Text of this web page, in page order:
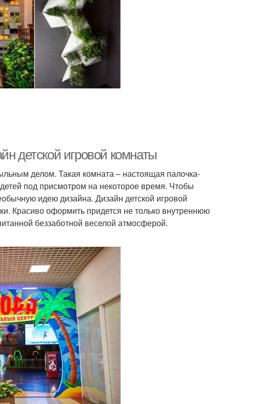
детской игровой комнаты
делом. Такая комната – настоящая палочка-
под присмотром на некоторое время. Чтобы
идею дизайна. Дизайн детской игровой
Красиво оформить придется не только внутреннюю
беззаботной веселой атмосферой.